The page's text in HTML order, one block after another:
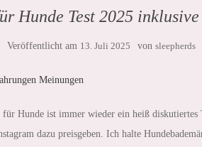
Hunde Test 2025
Veröffentlicht am 13. Juli 2025 vonsleepherds
Hunde ist immer wieder ein heiß
dazu preisgeben. Ich halte